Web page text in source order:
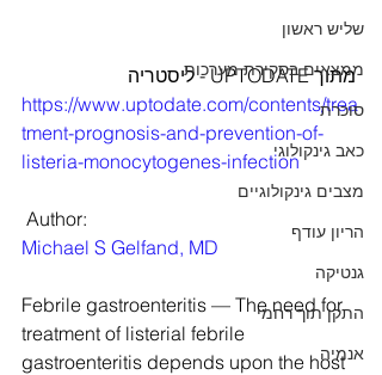
שליש ראשון
ממצאים בסקירת מערכות
סוכרת
כאב גינקולוגי
מצבים גינקולוגיים
הריון עודף
גנטיקה
התקן תוך רחמי
אנמיה
מתוך UPTODATE - ליסטריה
https://www.uptodate.com/contents/trea
tment-prognosis-and-prevention-of-
listeria-monocytogenes-infection
Author:
Michael S Gelfand, MD
Febrile gastroenteritis — The need for
treatment of listerial febrile
gastroenteritis depends upon the host